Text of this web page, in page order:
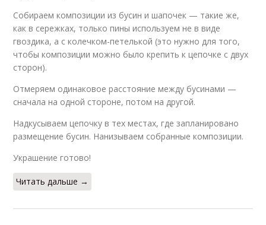
Собираем композиции из бусин и шапочек — такие же,
как в сережках, только пины используем не в виде
гвоздика, а с колечком-петелькой (это нужно для того,
чтобы композиции можно было крепить к цепочке с двух
сторон).
Отмеряем одинаковое расстояние между бусинами —
сначала на одной стороне, потом на другой.
Надкусываем цепочку в тех местах, где запланировано
размещение бусин. Нанизываем собранные композиции.
Украшение готово!
Читать дальше →